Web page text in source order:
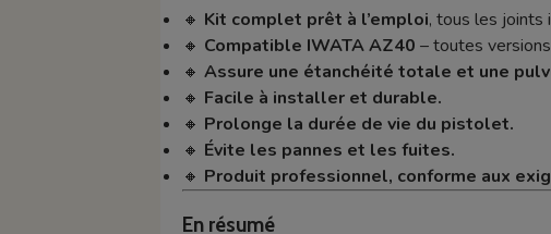
🔸 Kit complet prêt à l’emploi, tous les joints
🔸 Compatible IWATA AZ40 – toutes
🔸 Assure une étanchéité totale et une
🔸 Facile à installer et durable.
🔸 Prolonge la durée de vie du pistolet.
🔸 Évite les pannes et les fuites.
🔸 Produit professionnel, conforme aux
En résumé